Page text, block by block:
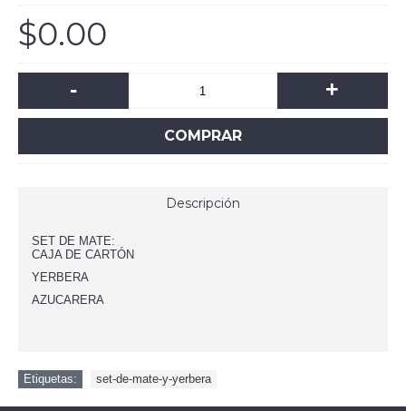
$0.00
- +
COMPRAR
Descripción
SET DE MATE:
CAJA DE CARTÓN
YERBERA
AZUCARERA
Etiquetas: set-de-mate-y-yerbera